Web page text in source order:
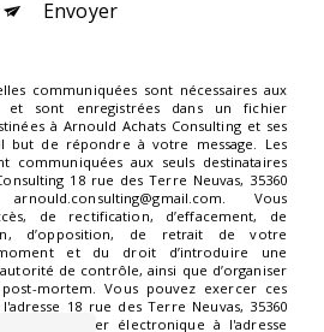
Envoyer
communiquées sont nécessaires aux
sont enregistrées dans un fichier
à Arnould Achats Consulting et ses
but de répondre à votre message. Les
communiquées aux seuls destinataires
18 rue des Terre Neuvas, 35360
arnould.consulting@gmail.com. Vous
de rectification, d’effacement, de
d’opposition, de retrait de votre
et du droit d’introduire une
de contrôle, ainsi que d’organiser
mortem. Vous pouvez exercer ces
18 rue des Terre Neuvas, 35360
ou par courrier électronique à l'adresse